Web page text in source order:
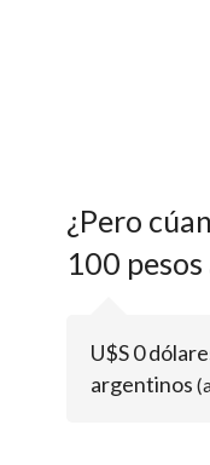
¿Pero
100
U$S 0
argentinos